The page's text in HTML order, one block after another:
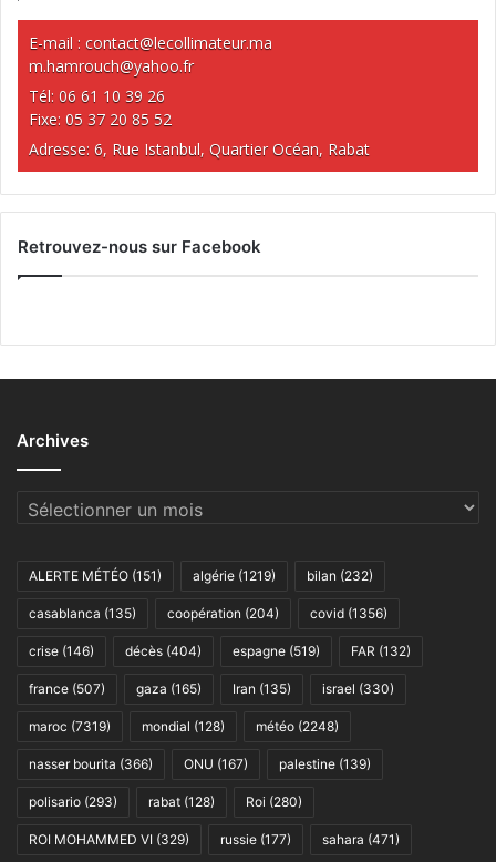
E-mail : contact@lecollimateur.ma
m.hamrouch@yahoo.fr
Tél: 06 61 10 39 26
Fixe: 05 37 20 85 52
Adresse: 6, Rue Istanbul, Quartier Océan, Rabat
Retrouvez-nous sur Facebook
Archives
Archives
ALERTE MÉTÉO (151) algérie (1219) bilan (232)
casablanca (135) coopération (204) covid (1356)
crise (146) décès (404) espagne (519) FAR (132)
france (507) gaza (165) Iran (135) israel (330)
maroc (7319) mondial (128) météo (2248)
nasser bourita (366) ONU (167) palestine (139)
polisario (293) rabat (128) Roi (280)
ROI MOHAMMED VI (329) russie (177) sahara (471)